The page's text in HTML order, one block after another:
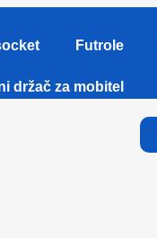
Futrole
držač za mobitel